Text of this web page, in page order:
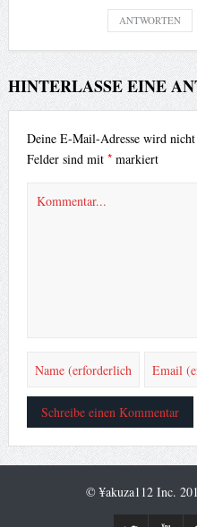
ANTWORTEN
HINTERLASSE EINE
Deine E-Mail-Adresse wird
Felder sind mit *markiert
© ¥akuza112 Inc.